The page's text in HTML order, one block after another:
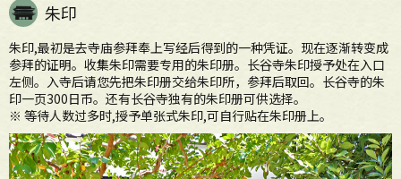
朱印
朱印,最初是去寺庙参拜奉上写经后得到的一种凭证。现在逐渐转变成
参拜的证明。收集朱印需要专用的朱印册。长谷寺朱印授予处在入口
左侧。入寺后请您先把朱印册交给朱印所，参拜后取回。长谷寺的朱
印一页300日币。还有长谷寺独有的朱印册可供选择。
※ 等待人数过多时,授予单张式朱印,可自行贴在朱印册上。